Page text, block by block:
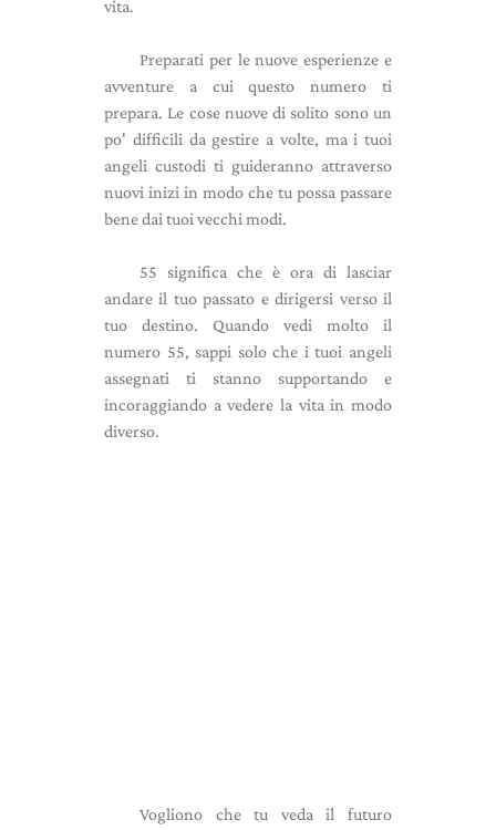
vita.
Preparati per le nuove esperienze e
avventure a cui questo numero ti
prepara. Le cose nuove di solito sono un
po' difficili da gestire a volte, ma i tuoi
angeli custodi ti guideranno attraverso
nuovi inizi in modo che tu possa passare
bene dai tuoi vecchi modi.
55 significa che è ora di lasciar
andare il tuo passato e dirigersi verso il
tuo destino. Quando vedi molto il
numero 55, sappi solo che i tuoi angeli
assegnati ti stanno supportando e
incoraggiando a vedere la vita in modo
diverso.
Vogliono che tu veda il futuro